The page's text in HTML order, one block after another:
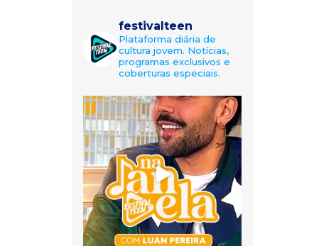
festivalteen
Plataforma diária de
cultura jovem. Notícias,
programas exclusivos e
coberturas especiais.